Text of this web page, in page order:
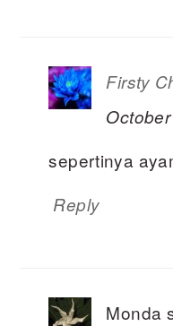
Firsty
sepertinya
Reply
Monda